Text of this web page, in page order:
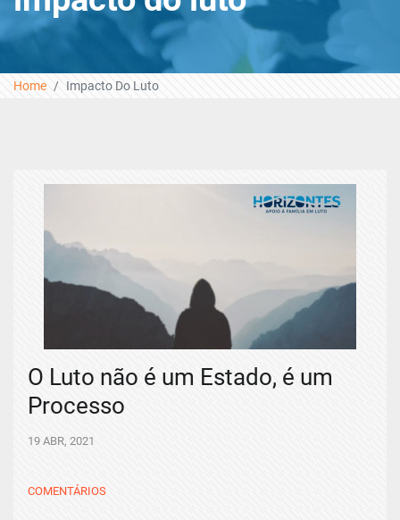
Home Impacto Do Luto
O Luto não é um Estado, é um
Processo
19 ABR, 2021
COMENTÁRIOS